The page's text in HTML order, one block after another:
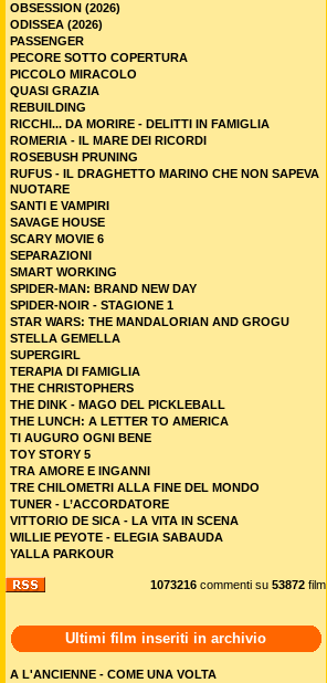
OBSESSION (2026)
ODISSEA (2026)
PASSENGER
PECORE SOTTO COPERTURA
PICCOLO MIRACOLO
QUASI GRAZIA
REBUILDING
RICCHI... DA MORIRE - DELITTI IN FAMIGLIA
ROMERIA - IL MARE DEI RICORDI
ROSEBUSH PRUNING
RUFUS - IL DRAGHETTO MARINO CHE NON SAPEVA
NUOTARE
SANTI E VAMPIRI
SAVAGE HOUSE
SCARY MOVIE 6
SEPARAZIONI
SMART WORKING
SPIDER-MAN: BRAND NEW DAY
SPIDER-NOIR - STAGIONE 1
STAR WARS: THE MANDALORIAN AND GROGU
STELLA GEMELLA
SUPERGIRL
TERAPIA DI FAMIGLIA
THE CHRISTOPHERS
THE DINK - MAGO DEL PICKLEBALL
THE LUNCH: A LETTER TO AMERICA
TI AUGURO OGNI BENE
TOY STORY 5
TRA AMORE E INGANNI
TRE CHILOMETRI ALLA FINE DEL MONDO
TUNER - L’ACCORDATORE
VITTORIO DE SICA - LA VITA IN SCENA
WILLIE PEYOTE - ELEGIA SABAUDA
YALLA PARKOUR
1073216 commenti su 53872 film
Ultimi film inseriti in archivio
A L'ANCIENNE - COME UNA VOLTA